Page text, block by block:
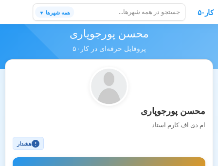
کار۵۰ همه شهرها ▼
محسن پورجوپاری
پروفایل حرفه‌ای در کار۵۰
محسن پورجوپاری
ام دی اف کارم استاد
! هشدار